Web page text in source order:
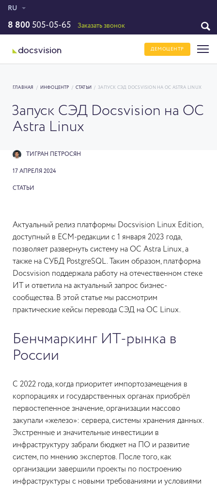
RU
8 800 505-05-65 Заказать звонок
ДЕМОЦЕНТР
ГЛАВНАЯ / ИНФОЦЕНТР / СТАТЬИ / ЗАПУСК СЭД DOCSVISION НА ОС ASTRA LINUX
Запуск СЭД Docsvision на ОС
Astra Linux
ТИГРАН ПЕТРОСЯН
17 АПРЕЛЯ 2024
СТАТЬИ
Актуальный релиз платформы Docsvision Linux Edition,
доступный в ECM-редакции с 1 января 2023 года,
позволяет развернуть систему на ОС Astra Linux, а
также на СУБД PostgreSQL. Таким образом, платформа
Docsvision поддержала работу на отечественном стеке
ИТ и ответила на актуальный запрос бизнес-
сообщества. В этой статье мы рассмотрим
практические кейсы перевода СЭД на ОС Linux.
Бенчмаркинг ИТ-рынка в
России
С 2022 года, когда приоритет импортозамещения в
корпорациях и государственных органах приобрёл
первостепенное значение, организации массово
закупали «железо»: сервера, системы хранения данных.
Экстренные и значительные инвестиции в
инфраструктуру забрали бюджет на ПО и развитие
систем, по мнению экспертов. После того, как
организации завершили проекты по построению
инфраструктуры с новыми требованиями и условиями